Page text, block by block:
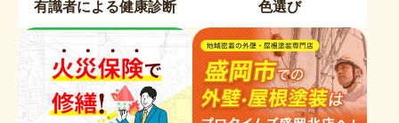
有識者による健康診断 色選び